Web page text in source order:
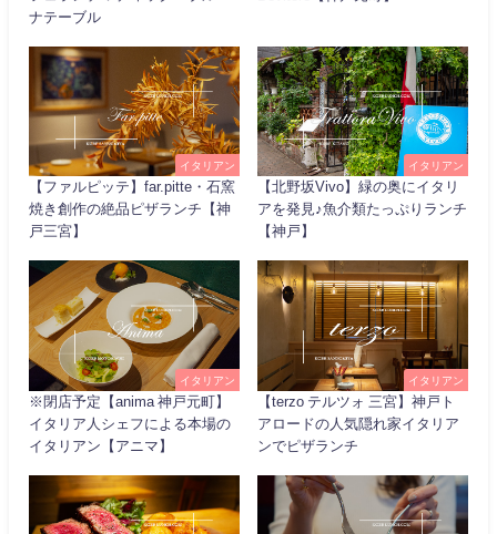
ナテーブル
イタリアン
【ファルピッテ】far.pitte・石窯
焼き創作の絶品ピザランチ【神
戸三宮】
イタリアン
【北野坂Vivo】緑の奥にイタリ
アを発見♪魚介類たっぷりランチ
【神戸】
イタリアン
※閉店予定【anima 神戸元町】
イタリア人シェフによる本場の
イタリアン【アニマ】
イタリアン
【terzo テルツォ 三宮】神戸ト
アロードの人気隠れ家イタリア
ンでピザランチ